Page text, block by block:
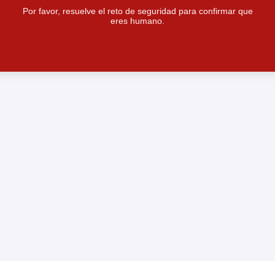
Por favor, resuelve el reto de seguridad para confirmar que
eres humano.